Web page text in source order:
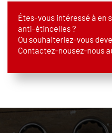
Êtes-vous intéressé à en
anti-étincelles ?
Ou souhaiteriez-vous
Contactez-nousez-nous